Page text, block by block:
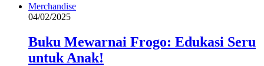
Merchandise
04/02/2025
Buku Mewarnai Frogo: Edukasi Seru
untuk Anak!